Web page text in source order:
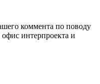
коммента по поводу
интерпроекта и